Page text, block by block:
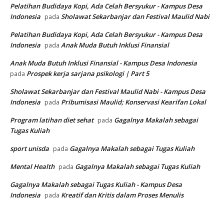
Pelatihan Budidaya Kopi, Ada Celah Bersyukur - Kampus Desa
Indonesia pada Sholawat Sekarbanjar dan Festival Maulid Nabi
Pelatihan Budidaya Kopi, Ada Celah Bersyukur - Kampus Desa
Indonesia pada Anak Muda Butuh Inklusi Finansial
Anak Muda Butuh Inklusi Finansial - Kampus Desa Indonesia
pada Prospek kerja sarjana psikologi | Part 5
Sholawat Sekarbanjar dan Festival Maulid Nabi - Kampus Desa
Indonesia pada Pribumisasi Maulid; Konservasi Kearifan Lokal
Program latihan diet sehat pada Gagalnya Makalah sebagai
Tugas Kuliah
sport unisda pada Gagalnya Makalah sebagai Tugas Kuliah
Mental Health pada Gagalnya Makalah sebagai Tugas Kuliah
Gagalnya Makalah sebagai Tugas Kuliah - Kampus Desa
Indonesia pada Kreatif dan Kritis dalam Proses Menulis